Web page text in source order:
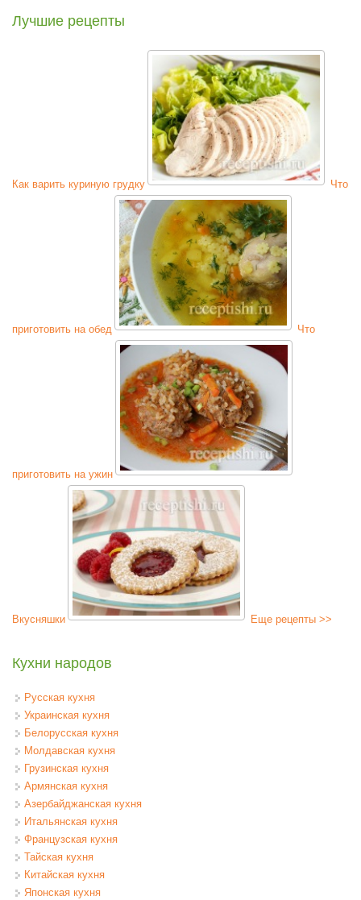
Лучшие рецепты
Как варить куриную грудку Что
приготовить на обед Что
приготовить на ужин
Вкусняшки Еще рецепты >>
Кухни народов
Русская кухня
Украинская кухня
Белорусская кухня
Молдавская кухня
Грузинская кухня
Армянская кухня
Азербайджанская кухня
Итальянская кухня
Французская кухня
Тайская кухня
Китайская кухня
Японская кухня